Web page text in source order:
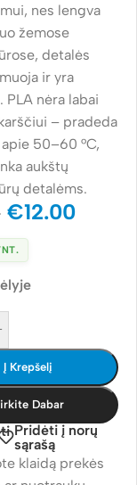
nes lengva
žemose
detalės
ir yra
PLA nėra labai
– pradeda
50–60 °C,
aukštų
detalėms.
€12.00
Į Krepšelį
Dabar
Pridėti į norų
sąrašą
klaidą prekės